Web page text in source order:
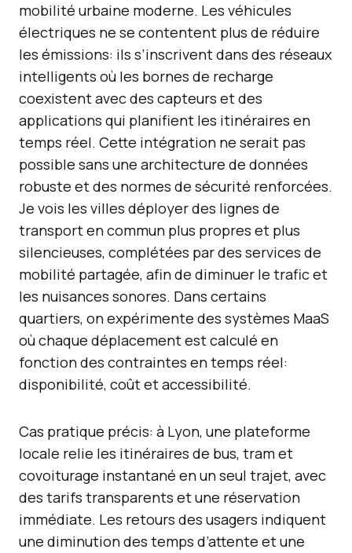
mobilité urbaine moderne. Les véhicules
électriques ne se contentent plus de réduire
les émissions: ils s’inscrivent dans des réseaux
intelligents où les bornes de recharge
coexistent avec des capteurs et des
applications qui planifient les itinéraires en
temps réel. Cette intégration ne serait pas
possible sans une architecture de données
robuste et des normes de sécurité renforcées.
Je vois les villes déployer des lignes de
transport en commun plus propres et plus
silencieuses, complétées par des services de
mobilité partagée, afin de diminuer le trafic et
les nuisances sonores. Dans certains
quartiers, on expérimente des systèmes MaaS
où chaque déplacement est calculé en
fonction des contraintes en temps réel:
disponibilité, coût et accessibilité.
Cas pratique précis: à Lyon, une plateforme
locale relie les itinéraires de bus, tram et
covoiturage instantané en un seul trajet, avec
des tarifs transparents et une réservation
immédiate. Les retours des usagers indiquent
une diminution des temps d’attente et une